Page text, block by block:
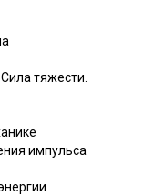
тяжести.
импульса